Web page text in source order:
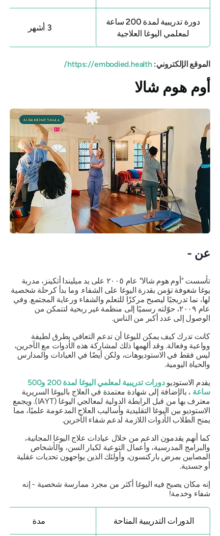
دورة تدريبية لمدة 200 ساعة
لمعلمي اليوغا العلاجية
الموقع الإلكتروني: https://embodied.health/
أوم هوم شالا
عن -
تأسست "أوم هوم شالا" عام ٢٠٠٥ على يد ميليندا أتكينز، مدربة
يوغا شغوفة تؤمن بقدرة اليوغا على الشفاء. وما بدأ كرحلة شخصية
لها، نما تدريجيًا ليصبح مركزًا للتعلم والشفاء ورعاية المجتمع. وفي
عام ٢٠٠٩، حوّلته رسميًا إلى منظمة غير ربحية لتتمكن من
الوصول إلى عدد أكبر من الناس.
كانت تدرك كيف يمكن لليوغا أن تدعم التعافي بطرق لطيفة
وواعية وفعالة. وقد ألهمها ذلك لمشاركة هذه الأدوات مع الآخرين،
ليس فقط في الاستوديوهات، ولكن أيضًا في العيادات والمدارس
والحياة اليومية.
يقدم الاستوديو
دورات تدريبية لمعلمي اليوغا لمدة 200 و500
ساعة، بالإضافة إلى شهادة معتمدة في العلاج باليوغا السريرية
معترف بها من قبل الرابطة الدولية لمعالجي اليوغا (IAYT). ويجمع
الاستوديو بين اليوغا التقليدية وأساليب العلاج المدعومة علميًا، مما
يمنح الطلاب الأدوات اللازمة لدعم شفاء الآخرين.
كما أنهم يقدمون الدعم من خلال عيادات علاج اليوغا المجانية،
والبرامج المدرسية، وأعمال التوعية لكبار السن، والأشخاص
المصابين بمرض باركنسون، وأولئك الذين يواجهون تحديات عقلية
أو جسدية.
إنه مكان يصبح فيه اليوغا أكثر من مجرد ممارسة شخصية - إنه
شفاء وخدمة!
الدورات التدريبية المتاحة مدة